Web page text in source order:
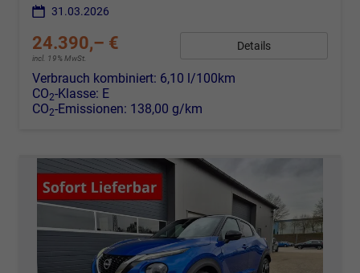
31.03.2026
24.390,– €
incl. 19% MwSt.
Details
Verbrauch kombiniert: 6,10 l/100km
CO2-Klasse: E
CO2-Emissionen: 138,00 g/km